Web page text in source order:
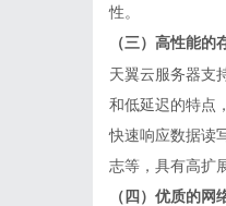
性。
（三）高性能的
天翼云服务器支
和低延迟的特点
快速响应数据读
志等，具有高扩
（四）优质的网